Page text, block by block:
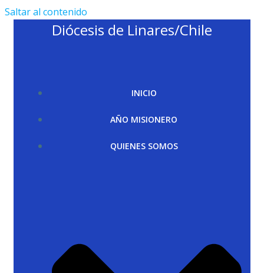
Saltar al contenido
Diócesis de Linares/Chile
INICIO
AÑO MISIONERO
QUIENES SOMOS